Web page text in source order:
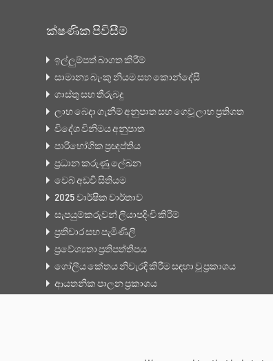
ක්ෂණික පිවිසීම්
ඉල්ලුම්පත් බාගත කිරීම්
සාමාන්‍ය බැංකු නියම සහ කොන්දේසි
ගාස්තු සහ තීරුබදු
ලාභ බෙදා ගැනීම් අනුපාත සහ ගෙවූ ලාභ ප්‍රතිශත
විදේශ විනිමය අනුපාත
පාරිභෝගික ප්‍රඥප්තිය
ප්‍රධාන කරුණු ලේඛන
වෙබ් අඩවි සිතියම
2025 වාර්ෂික වාර්තාව
සැපයුම්කරුවන් ලියාපදිංචි කිරීම්
ප්‍රතිචාර සහ පැමිණිලි
ප්‍රවේශ්‍යතා ප්‍රතිපත්තිපය
ගෝලීය කේතය නිවැරදි කිරීම සඳහා වූ ප්‍රකාශය
ආයතනික පාලන ප්‍රකාශය